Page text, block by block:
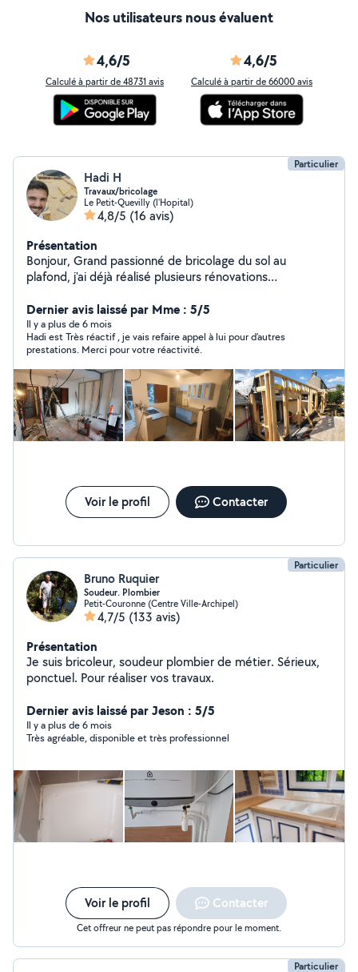
Nos utilisateurs nous évaluent
4,6/5
Calculé à partir de 48731 avis
4,6/5
Calculé à partir de 66000 avis
Particulier
Hadi H
Travaux/bricolage
Le Petit-Quevilly (l'Hopital)
4,8/5 (16 avis)
Présentation
Bonjour, Grand passionné de bricolage du sol au
plafond, j'ai déjà réalisé plusieurs rénovations
nécessaire à la réalisation de travaux d'électricité,
plomberie, montage de meubles, maçonnerie, etc... Il
est possible de réaliser des plans sur mesures de vos
projets : 2D/3D Je suis également à l'aise avec la
mécanique et les travaux d'extérieurs. Ce n'est pas mon
activité principale, mes disponibilités sont limitées mais
facilement planifiable avec vous. Mon principe "travaux
pas terminés, pas d'engagement sur d'autre chantier".
Dernier avis laissé par Mme : 5/5
Il y a plus de 6 mois
Hadi est Très réactif , je vais refaire appel à lui pour d’autres
prestations. Merci pour votre réactivité.
Voir le profil Contacter
Particulier
Bruno Ruquier
Soudeur. Plombier
Petit-Couronne (Centre Ville-Archipel)
4,7/5 (133 avis)
Présentation
Je suis bricoleur, soudeur plombier de métier. Sérieux,
ponctuel. Pour réaliser vos travaux.
Dernier avis laissé par Jeson : 5/5
Il y a plus de 6 mois
Très agréable, disponible et très professionnel
Voir le profil Contacter
Cet offreur ne peut pas répondre pour le moment.
Particulier